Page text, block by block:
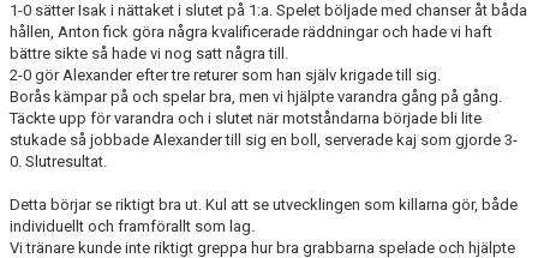
1-0 sätter Isak i nättaket i slutet på 1:a. Spelet böljade med chanser åt båda
hållen, Anton fick göra några kvalificerade räddningar och hade vi haft
bättre sikte så hade vi nog satt några till.
2-0 gör Alexander efter tre returer som han själv krigade till sig.
Borås kämpar på och spelar bra, men vi hjälpte varandra gång på gång.
Täckte upp för varandra och i slutet när motståndarna började bli lite
stukade så jobbade Alexander till sig en boll, serverade kaj som gjorde 3-
0. Slutresultat.
Detta börjar se riktigt bra ut. Kul att se utvecklingen som killarna gör, både
individuellt och framförallt som lag.
Vi tränare kunde inte riktigt greppa hur bra grabbarna spelade och hjälpte